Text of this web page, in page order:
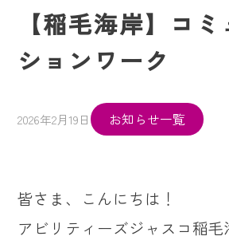
【稲毛海岸】コ
ションワーク
2026年2月19日 お知らせ一覧
皆さま、こんにちは！
アビリティーズジャスコ稲